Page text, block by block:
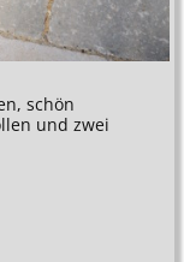
schön
und zwei